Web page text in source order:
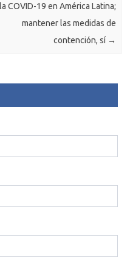
la COVID-19 en América Latina;
mantener las medidas de
contención, sí →